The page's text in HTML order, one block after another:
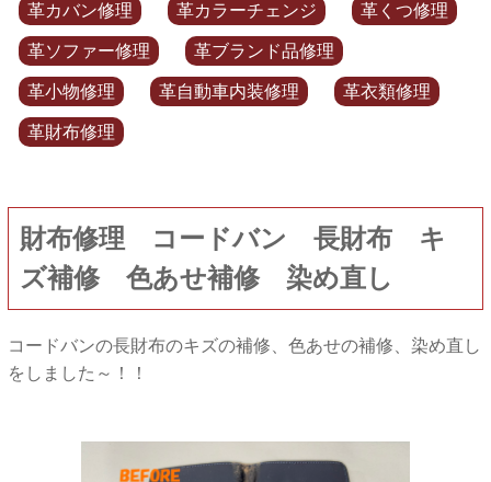
革カバン修理 革カラーチェンジ 革くつ修理
革ソファー修理 革ブランド品修理
革小物修理 革自動車内装修理 革衣類修理
革財布修理
財布修理 コードバン 長財布 キ
ズ補修 色あせ補修 染め直し
コードバンの長財布のキズの補修、色あせの補修、染め直し
をしました～！！